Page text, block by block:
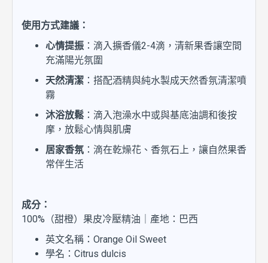
使用方式建議：
心情提振 ：滴入擴香儀2-4滴，清新果香讓空間
充滿陽光氛圍
天然清潔 ：搭配酒精與純水製成天然香氛清潔噴
霧
沐浴放鬆 ：滴入泡澡水中或與基底油調和後按
摩，放鬆心情與肌膚
居家香氛 ：滴在乾燥花、香氛石上，讓自然果香
常伴生活
成分：
100%（甜橙）果皮冷壓精油｜產地：巴西
英文名稱：Orange Oil Sweet
學名：Citrus dulcis